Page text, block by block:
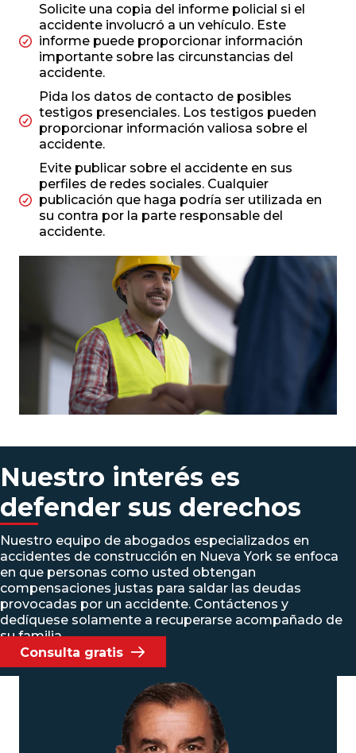
Solicite una copia del informe policial si el
accidente involucró a un vehículo. Este
informe puede proporcionar información
importante sobre las circunstancias del
accidente.
Pida los datos de contacto de posibles
testigos presenciales. Los testigos pueden
proporcionar información valiosa sobre el
accidente.
Evite publicar sobre el accidente en sus
perfiles de redes sociales. Cualquier
publicación que haga podría ser utilizada en
su contra por la parte responsable del
accidente.
Nuestro interés es
defender sus derechos
Nuestro equipo de abogados especializados en
accidentes de construcción en Nueva York se enfoca
en que personas como usted obtengan
compensaciones justas para saldar las deudas
provocadas por un accidente. Contáctenos y
dedíquese solamente a recuperarse acompañado de
su familia.
Consulta gratis